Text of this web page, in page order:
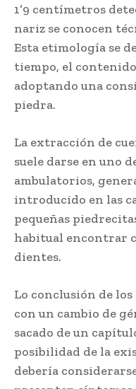
1’9 centímetros
nariz se conocen
Esta etimología se
tiempo, el
adoptando una
piedra.
La extracción de
suele darse en uno
ambulatorios,
introducido en las
pequeñas
habitual encontrar
dientes.
Lo conclusión de
con un cambio de
sacado de un
posibilidad de la
debería